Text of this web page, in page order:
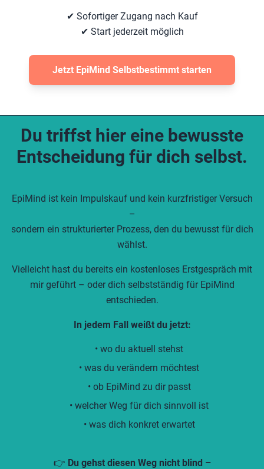
✔ Sofortiger Zugang nach Kauf
✔ Start jederzeit möglich
Jetzt EpiMind Selbstbestimmt starten
Du triffst hier eine bewusste
Entscheidung für dich selbst.
EpiMind ist kein Impulskauf und kein kurzfristiger Versuch
–
sondern ein strukturierter Prozess, den du bewusst für dich
wählst.
Vielleicht hast du bereits ein kostenloses Erstgespräch mit
mir geführt – oder dich selbstständig für EpiMind
entschieden.
In jedem Fall weißt du jetzt:
• wo du aktuell stehst
• was du verändern möchtest
• ob EpiMind zu dir passt
• welcher Weg für dich sinnvoll ist
• was dich konkret erwartet
👉 Du gehst diesen Weg nicht blind –